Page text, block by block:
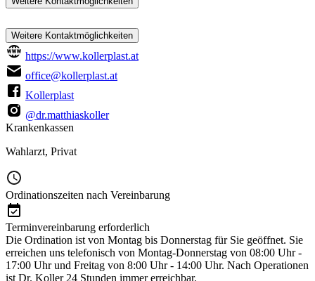
Weitere Kontaktmöglichkeiten
https://www.kollerplast.at
office@kollerplast.at
Kollerplast
@dr.matthiaskoller
Krankenkassen
Wahlarzt, Privat
Ordinationszeiten nach Vereinbarung
Terminvereinbarung erforderlich
Die Ordination ist von Montag bis Donnerstag für Sie geöffnet. Sie
erreichen uns telefonisch von Montag-Donnerstag von 08:00 Uhr -
17:00 Uhr und Freitag von 8:00 Uhr - 14:00 Uhr. Nach Operationen
ist Dr. Koller 24 Stunden immer erreichbar.